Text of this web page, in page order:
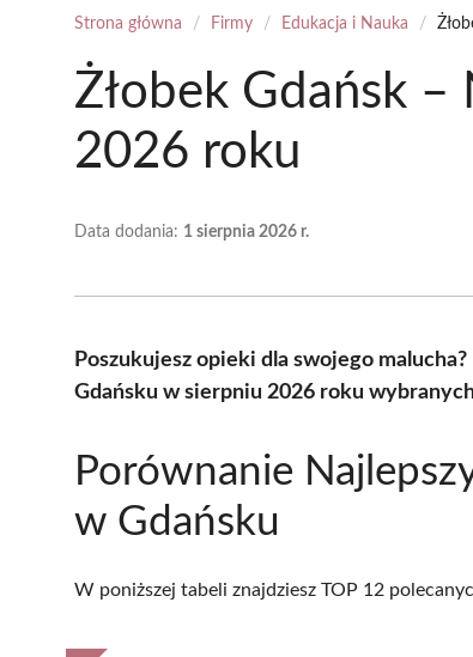
Strona główna / Firmy / Edukacja i Nauka /
Żłobek Gdańsk
2026 roku
Data dodania: 1 sierpnia 2026 r.
Poszukujesz opieki dla swojego
Gdańsku w sierpniu 2026 roku
Porównanie
w Gdańsku
W poniższej tabeli znajdziesz TOP 12